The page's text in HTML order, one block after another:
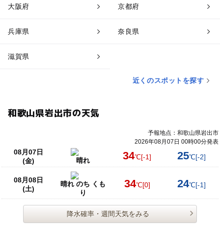
大阪府 京都府
兵庫県 奈良県
滋賀県
近くのスポットを探す
和歌山県岩出市の天気
予報地点：和歌山県岩出市
2026年08月07日 00時00分発表
08月07日
(金)
晴れ 34℃[-1] 25℃[-2]
08月08日
(土)
晴れ のち くも
り
34℃[0] 24℃[-1]
降水確率・週間天気をみる